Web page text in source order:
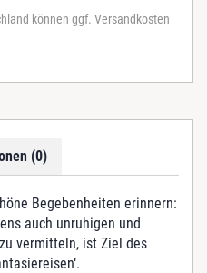
können ggf. Versandkosten
(0)
Begebenheiten erinnern:
auch unruhigen und
vermitteln, ist Ziel des